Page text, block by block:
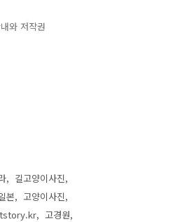
와 저작권
길고양이사진
본
고양이사진
고경원